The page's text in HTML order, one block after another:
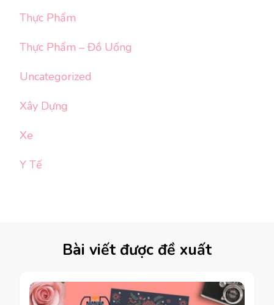
Thực Phẩm
Thực Phẩm – Đồ Uống
Uncategorized
Xây Dựng
Xe
Y Tế
Bài viết được đề xuất